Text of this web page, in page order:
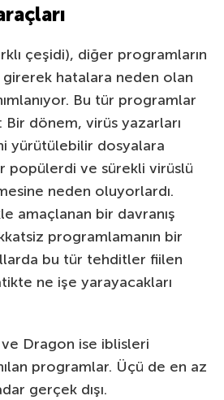
çeşidi), diğer programların
girerek hatalara neden olan
Bu tür programlar
dönem, virüs yazarları
yürütülebilir dosyalara
popülerdi ve sürekli virüslü
neden oluyorlardı.
amaçlanan bir davranış
programlamanın bir
bu tür tehditler fiilen
ne işe yarayacakları
Dragon ise iblisleri
programlar. Üçü de en az
gerçek dışı.